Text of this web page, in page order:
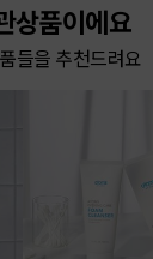
효 성
업그레
상품이에요
들을 추천드려요